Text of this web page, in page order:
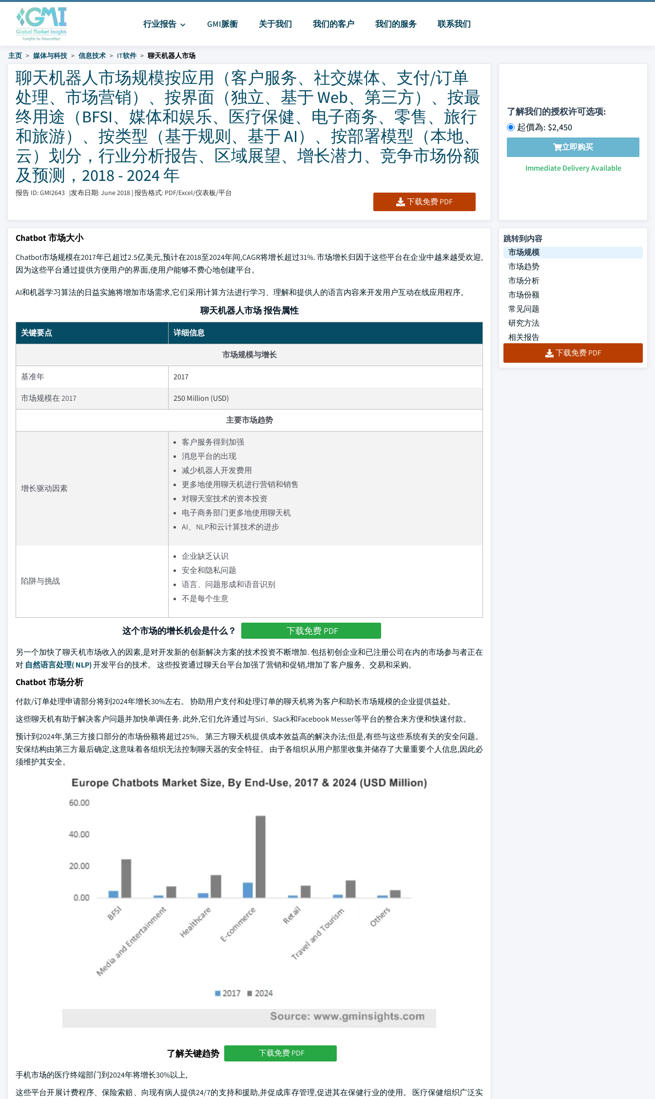
行业报告 GMI脈衝 关于我们 我们的客户 我们的服务 联系我们
主页 媒体与科技 信息技术 IT软件 聊天机器人市场
聊天机器人市场规模按应用（客户服务、社交媒体、支付/订单
处理、市场营销）、按界面（独立、基于 Web、第三方）、按最
终用途（BFSI、媒体和娱乐、医疗保健、电子商务、零售、旅行
和旅游）、按类型（基于规则、基于 AI）、按部署模型（本地、
云）划分，行业分析报告、区域展望、增长潜力、竞争市场份额
及预测，2018 - 2024 年
报告 ID: GMI2643 |发布日期: June 2018 | 报告格式: PDF/Excel/仪表板/平台
下载免费 PDF
了解我们的授权许可选项:
起價為: $2,450
立即购买
Immediate Delivery Available
Chatbot 市场大小
Chatbot市场规模在2017年已超过2.5亿美元,预计在2018至2024年间,CAGR将增长超过31%. 市场增长归因于这些平台在企业中越来越受欢迎,
因为这些平台通过提供方便用户的界面,使用户能够不费心地创建平台。
AI和机器学习算法的日益实施将增加市场需求,它们采用计算方法进行学习、理解和提供人的语言内容来开发用户互动在线应用程序。
聊天机器人市场 报告属性
关键要点 详细信息
市场规模与增长
基准年 2017
市场规模在 2017 250 Million (USD)
主要市场趋势
增长驱动因素
客户服务得到加强
消息平台的出现
减少机器人开发费用
更多地使用聊天机进行营销和销售
对聊天室技术的资本投资
电子商务部门更多地使用聊天机
AI、NLP和云计算技术的进步
陷阱与挑战
企业缺乏认识
安全和隐私问题
语言、问题形成和语音识别
不是每个生意
这个市场的增长机会是什么？ 下载免费 PDF
另一个加快了聊天机市场收入的因素,是对开发新的创新解决方案的技术投资不断增加. 包括初创企业和已注册公司在内的市场参与者正在
对 自然语言处理( NLP)开发平台的技术。 这些投资通过聊天台平台加强了营销和促销,增加了客户服务、交易和采购。
Chatbot 市场分析
付款/订单处理申请部分将到2024年增长30%左右。 协助用户支付和处理订单的聊天机将为客户和助长市场规模的企业提供益处。
这些聊天机有助于解决客户问题并加快单调任务. 此外,它们允许通过与Siri、Slack和Facebook Messer等平台的整合来方便和快速付款。
预计到2024年,第三方接口部分的市场份额将超过25%。 第三方聊天机提供成本效益高的解决办法;但是,有些与这些系统有关的安全问题。
安保结构由第三方最后确定,这意味着各组织无法控制聊天器的安全特征。 由于各组织从用户那里收集并储存了大量重要个人信息,因此必
须维护其安全。
了解关键趋势 下载免费 PDF
手机市场的医疗终端部门到2024年将增长30%以上,
这些平台开展计费程序、保险索赔、向现有病人提供24/7的支持和援助,并促成库存管理,促进其在保健行业的使用。 医疗保健组织广泛实
跳转到内容
市场规模
市场趋势
市场分析
市场份额
常见问题
研究方法
相关报告
下载免费 PDF